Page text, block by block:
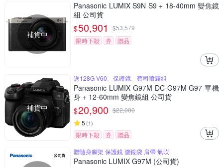
補貨中
Panasonic LUMIX S9N S9 + 18-40mm 變焦鏡
組 公司貨
$50,901 $53,579
限時下殺
券 贈品
補貨中
送128G V60、保護鏡、蔡司噴霧組
Panasonic LUMIX G97M DC-G97M G97 單機
身 + 12-60mm 變焦鏡組 公司貨
$20,900 $22,000
5 (1)
限時下殺 券 贈品
贈隨身腳架 保護鏡 濾鏡袋 肩帶 氣吹
Panasonic LUMIX G97M (公司貨)